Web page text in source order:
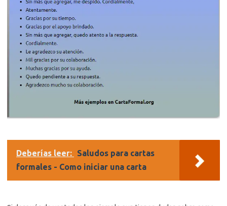
Deberías leer:
Saludos para cartas
formales - Como iniciar una carta